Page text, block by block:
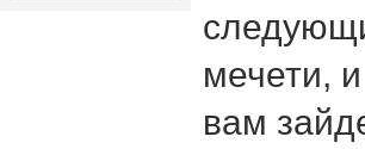
мечети,
вам